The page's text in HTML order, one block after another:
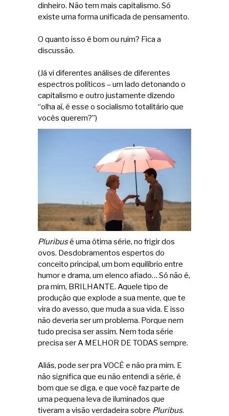
dinheiro. Não tem mais capitalismo. Só
existe uma forma unificada de pensamento.
O quanto isso é bom ou ruim? Fica a
discussão.
(Já vi diferentes análises de diferentes
espectros políticos – um lado detonando o
capitalismo e outro justamente dizendo
“olha aí, é esse o socialismo totalitário que
vocês querem?”)
Pluribusé uma ótima série, no frigir dos
ovos. Desdobramentos espertos do
conceito principal, um bom equilíbrio entre
humor e drama, um elenco afiado… Só não é,
pra mim, BRILHANTE. Aquele tipo de
produção que explode a sua mente, que te
vira do avesso, que muda a sua vida. E isso
não deveria ser um problema. Porque nem
tudo precisa ser assim. Nem toda série
precisa ser A MELHOR DE TODAS sempre.
Aliás, pode ser pra VOCÊ e não pra mim. E
não significa que eu não entendi a série, é
bom que se diga, e que você faz parte de
uma pequena leva de iluminados que
tiveram a visão verdadeira sobre Pluribus.